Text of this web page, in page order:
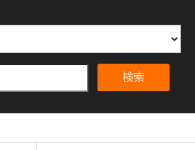
検索